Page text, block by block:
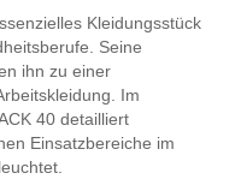
Kleidungsstück
Seine
ihn zu einer
Im
40 detailliert
Einsatzbereiche im